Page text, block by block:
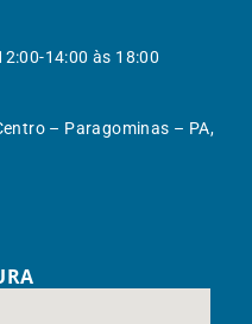
14:00 às 18:00
– Paragominas – PA,